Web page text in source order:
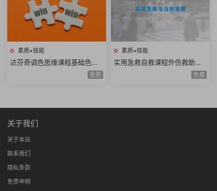
素质•技能
达芬奇调色思维课程基础色彩
理论高级实战技巧模仿大师风
免费
素质•技能
实用急救自救课程外伤救助家
庭护理复苏急救骨伤救助重病
免费
关于我们
关于本站
联系我们
隐私条款
免责申明